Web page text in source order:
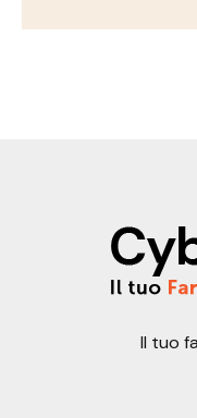
Il tuo